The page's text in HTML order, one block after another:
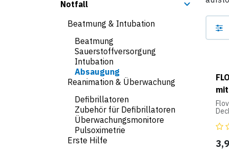
Notfall
Beatmung & Intubation
Beatmung
Sauerstoffversorgung
Intubation
Absaugung
Reanimation & Überwachung
Defibrillatoren
Zubehör für Defibrillatoren
Überwachungsmonitore
Pulsoximetrie
Erste Hilfe